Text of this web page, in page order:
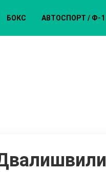
БОКС АВТОСПОРТ / Ф-1